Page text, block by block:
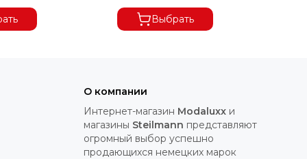
Выбрать
О компании
Интернет-магазин Modaluxx и
магазины Steilmann представляют
огромный выбор успешно
продающихся немецких марок